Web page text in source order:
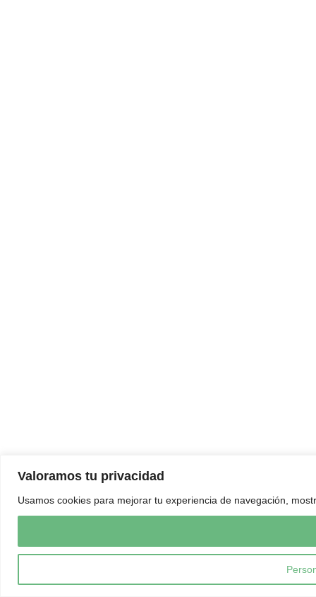
Valoramos tu privacidad
Usamos cookies para mejorar tu experiencia de navegación,